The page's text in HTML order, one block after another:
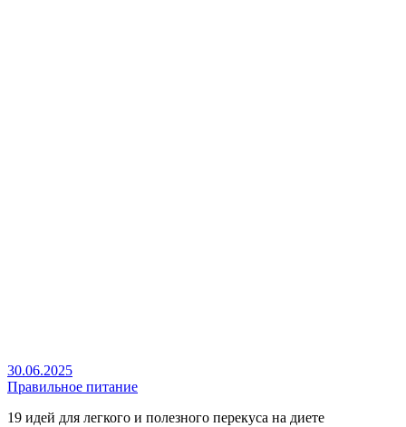
30.06.2025
Правильное питание
19 идей для легкого и полезного перекуса на диете